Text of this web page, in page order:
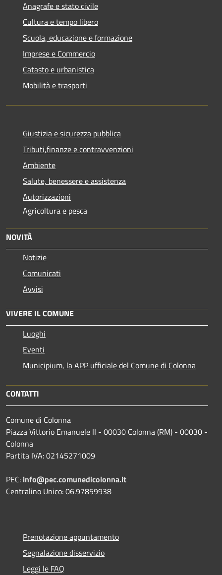
Anagrafe e stato civile
Cultura e tempo libero
Scuola, educazione e formazione
Imprese e Commercio
Catasto e urbanistica
Mobilità e trasporti
Giustizia e sicurezza pubblica
Tributi,finanze e contravvenzioni
Ambiente
Salute, benessere e assistenza
Autorizzazioni
Agricoltura e pesca
NOVITÀ
Notizie
Comunicati
Avvisi
VIVERE IL COMUNE
Luoghi
Eventi
Municipium, la APP ufficiale del Comune di Colonna
CONTATTI
Comune di Colonna
Piazza Vittorio Emanuele II - 00030 Colonna (RM) - 00030 -
Colonna
Partita IVA: 02145271009
PEC: info@pec.comunedicolonna.it
Centralino Unico: 06.97859938
Prenotazione appuntamento
Segnalazione disservizio
Leggi le FAQ